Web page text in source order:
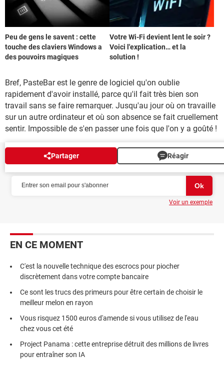
Peu de gens le savent : cette
touche des claviers Windows a
des pouvoirs magiques
Votre Wi-Fi devient lent le soir ?
Voici l'explication… et la
solution !
Bref, PasteBar est le genre de logiciel qu'on oublie
rapidement d'avoir installé, parce qu'il fait très bien son
travail sans se faire remarquer. Jusqu'au jour où on travaille
sur un autre ordinateur et où son absence se fait cruellement
sentir. Impossible de s'en passer une fois que l'on y a goûté !
Partager Réagir
NEWSLETTER
Voir un exemple
EN CE MOMENT
C'est la nouvelle technique des escrocs pour piocher
discrètement dans votre compte bancaire
Ce sont les trucs des primeurs pour être certain de choisir le
meilleur melon en rayon
Vous risquez 1500 euros d'amende si vous utilisez de l'eau
chez vous cet été
Project Panama : cette entreprise détruit des millions de livres
pour entraîner son IA